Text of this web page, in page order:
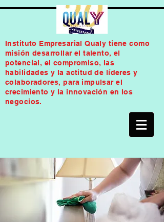
Instituto Empresarial Qualy tiene como
misión desarrollar el talento, el
potencial, el compromiso, las
habilidades y la actitud de líderes y
colaboradores, para impulsar el
crecimiento y la innovación en los
negocios.